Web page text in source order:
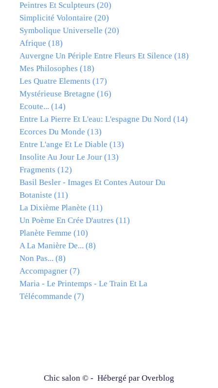
Peintres Et Sculpteurs (20)
Simplicité Volontaire (20)
Symbolique Universelle (20)
Afrique (18)
Auvergne Un Périple Entre Fleurs Et Silence (18)
Mes Philosophes (18)
Les Quatre Elements (17)
Mystérieuse Bretagne (16)
Ecoute... (14)
Entre La Pierre Et L'eau: L'espagne Du Nord (14)
Ecorces Du Monde (13)
Entre L'ange Et Le Diable (13)
Insolite Au Jour Le Jour (13)
Fragments (12)
Basil Besler - Images Et Contes Autour Du
Botaniste (11)
La Dixième Planète (11)
Un Poème En Crée D'autres (11)
Planète Femme (10)
A La Manière De... (8)
Non Pas... (8)
Accompagner (7)
Maria - Le Printemps - Le Train Et La
Télécommande (7)
Chic salon © - Hébergé par Overblog